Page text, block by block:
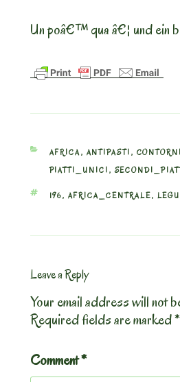
Un poâ€™ qua â€¦ und ein
CATEGORIES
AFRICA, ANTIPASTI , CONTORNI
PIATTI_UNICI ,
TAGS
196, AFRICA_CENTRALE,
Leave a Reply
Your email address will not
Required fields are marked*
Comment*